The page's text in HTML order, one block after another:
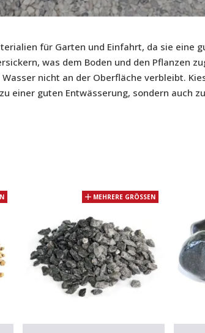
für Garten und Einfahrt, da sie eine
was dem Boden und den Pflanzen
nicht an der Oberfläche verbleibt.
einer guten Entwässerung, sondern auch
MEHRERE GRÖSSEN